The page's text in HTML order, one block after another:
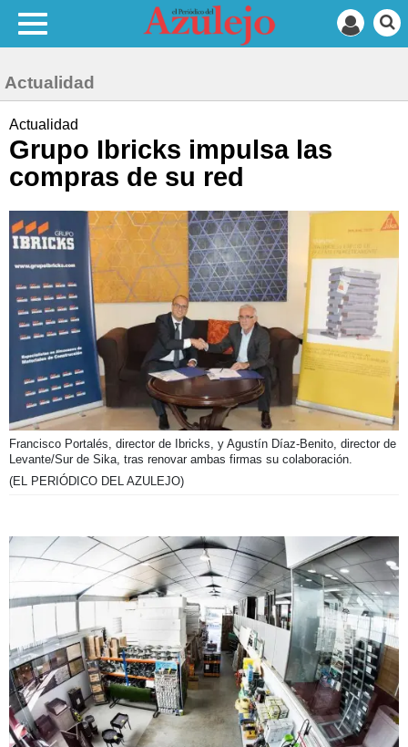
Actualidad
Actualidad
Grupo Ibricks impulsa las
compras de su red
Francisco Portalés, director de Ibricks, y Agustín Díaz-Benito, director de
Levante/Sur de Sika, tras renovar ambas firmas su colaboración.
(EL PERIÓDICO DEL AZULEJO)